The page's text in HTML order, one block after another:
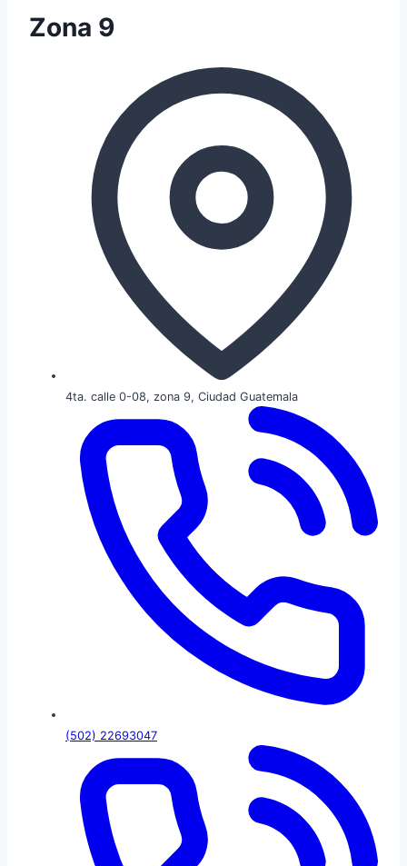
Zona 9
4ta. calle 0-08, zona 9, Ciudad Guatemala
(502) 22693047